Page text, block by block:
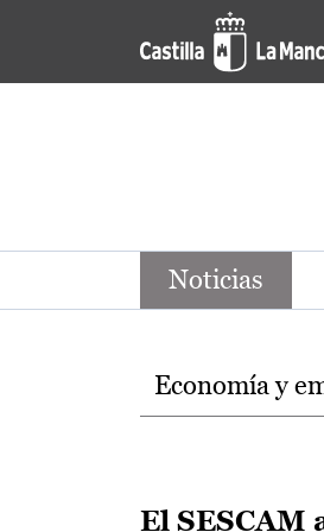
Pasar al contenido principal
Noticias de la
Noticias
Temas
Economía y
El SESCAM